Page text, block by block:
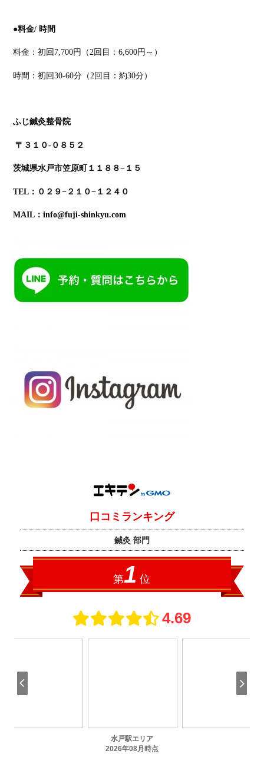
●料金/ 時間
料金：初回7,700円（2回目：6,600円～）
時間：初回30-60分（2回目：約30分）
ふじ鍼灸整骨院
〒３１０-０８５２
茨城県水戸市笠原町１１８８−１５
TEL：０２９−２１０−１２４０
MAIL：info@fuji-shinkyu.com